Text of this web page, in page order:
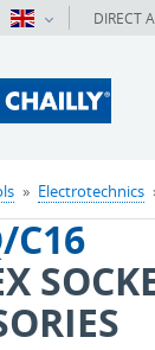
DIRECT
» Electrotechnics
C16